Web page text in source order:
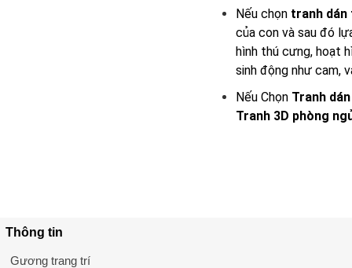
Nếu chọn tranh dán
của con và sau đó
hình thú cưng, hoạt
sinh động như cam,
Nếu Chọn Tranh
Tranh 3D phòng
Thông tin
Gương trang trí